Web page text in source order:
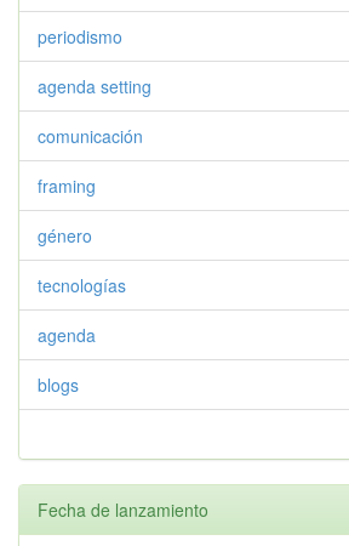
periodismo
agenda setting
comunicación
framing
género
tecnologías
agenda
blogs
Fecha de lanzamiento